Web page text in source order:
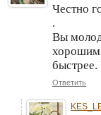
Честно
.
Вы
хорошим
Ответить